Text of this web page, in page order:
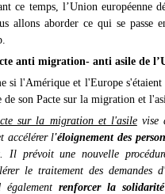
ce temps, l’Union européenne
allons aborder ce qui se passe
anti migration- anti asile de
si l'Amérique et l'Europe
de son Pacte sur la migration et
sur la migration et l'asilevise
accélérer l'éloignement des
Il prévoit une nouvelle
le traitement des demandes
égalementrenforcer la